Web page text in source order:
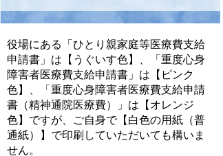
役場にある「ひとり親家庭等医療費支給
申請書」は【うぐいす色】、「重度心身
障害者医療費支給申請書」は【ピンク
色】、「重度心身障害者医療費支給申請
書（精神通院医療費）」は【オレンジ
色】ですが、ご自身で【白色の用紙（普
通紙）】で印刷していただいても構いま
せん。